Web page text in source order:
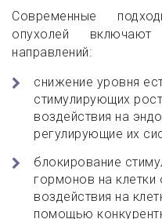
Современные
опухолей
направлений:
снижение уровня
стимулирующих
воздействия на
регулирующие их
блокирование
гормонов на
воздействия на
помощью